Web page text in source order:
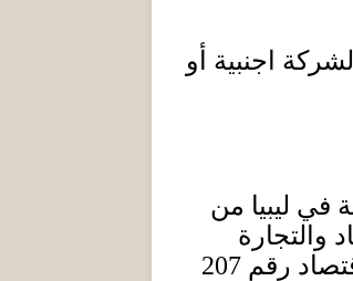
اجنبية أو
في ليبيا من
والتجارة
رقم 207